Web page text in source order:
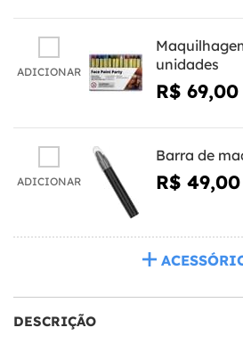
ADICIONAR
unidades
R$ 69,00
ADICIONAR
Barra de
R$ 49,00
DESCRIÇÃO